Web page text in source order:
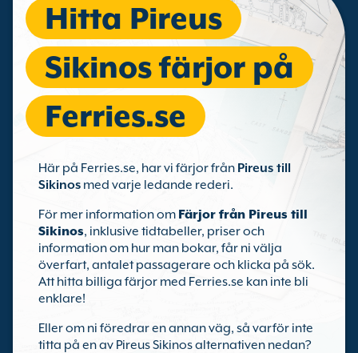
Hitta Pireus
Sikinos färjor på
Ferries.se
Här på Ferries.se, har vi färjor från Pireus till
Sikinos med varje ledande rederi.
För mer information om Färjor från Pireus till
Sikinos, inklusive tidtabeller, priser och
information om hur man bokar, får ni välja
överfart, antalet passagerare och klicka på sök.
Att hitta billiga färjor med Ferries.se kan inte bli
enklare!
Eller om ni föredrar en annan väg, så varför inte
titta på en av Pireus Sikinos alternativen nedan?